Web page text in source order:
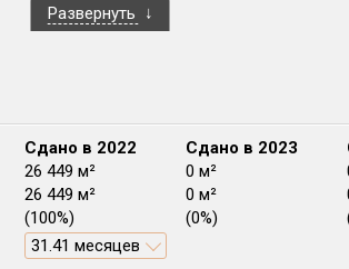
Развернуть
Сдано в 2022
26 449 м²
26 449 м²
(100%)
31.41 месяцев
Сдано в 2023
0 м²
0 м²
(0%)